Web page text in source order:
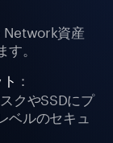
Network資産
。
：
クやSSDにプ
ベルのセキュ